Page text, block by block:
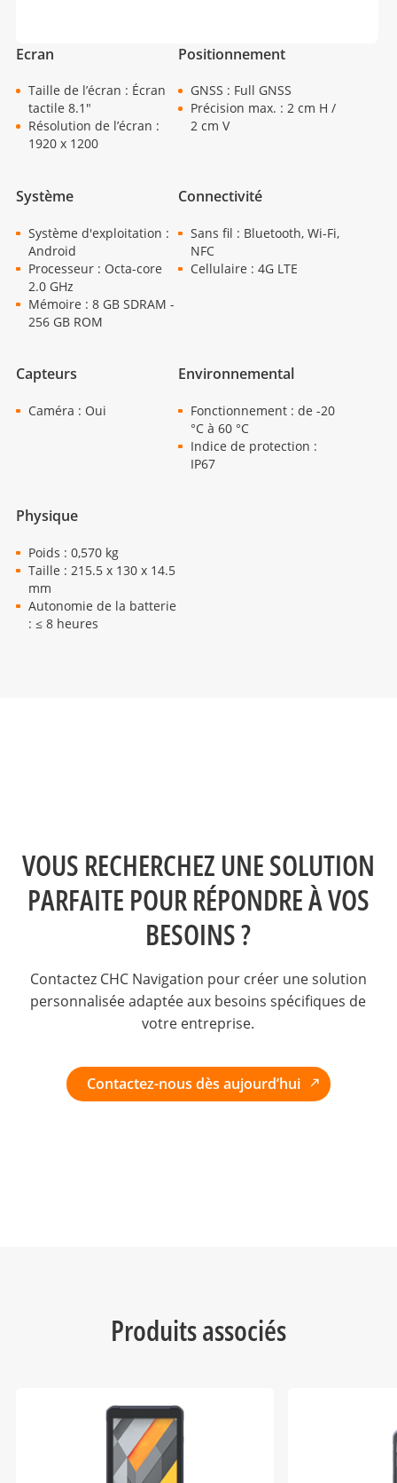
Ecran
Taille de l’écran : Écran
tactile 8.1"
Résolution de l’écran :
1920 x 1200
Positionnement
GNSS : Full GNSS
Précision max. : 2 cm H /
2 cm V
Système
Système d'exploitation :
Android
Processeur : Octa-core
2.0 GHz
Mémoire : 8 GB SDRAM -
256 GB ROM
Connectivité
Sans fil : Bluetooth, Wi-Fi,
NFC
Cellulaire : 4G LTE
Capteurs
Caméra : Oui
Environnemental
Fonctionnement : de -20
°C à 60 °C
Indice de protection :
IP67
Physique
Poids : 0,570 kg
Taille : 215.5 x 130 x 14.5
mm
Autonomie de la batterie
: ≤ 8 heures
VOUS RECHERCHEZ UNE SOLUTION
PARFAITE POUR RÉPONDRE À VOS
BESOINS ?
Contactez CHC Navigation pour créer une solution
personnalisée adaptée aux besoins spécifiques de
votre entreprise.
Contactez-nous dès aujourd’hui
Produits associés